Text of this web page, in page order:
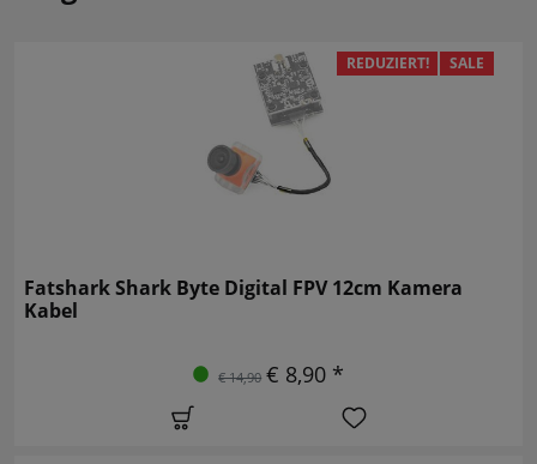
REDUZIERT! SALE
Fatshark Shark Byte Digital FPV 12cm Kamera
Kabel
€ 14,90 € 8,90 *